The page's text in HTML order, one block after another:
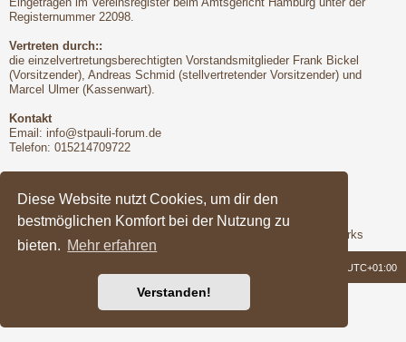
Diese Website nutzt Cookies, um dir den
bestmöglichen Komfort bei der Nutzung zu
bieten. Mehr erfahren
Verstanden!
Registernummer 22098.
Vertreten durch::
die einzelvertretungsberechtigten Vorstandsmitglieder Frank Bickel
(Vorsitzender), Andreas Schmid (stellvertretender Vorsitzender) und
Marcel Ulmer (Kassenwart).
Kontakt
Email: info@stpauli-forum.de
Telefon: 015214709722
Hinsichtlich der Nutzungsbedingungen gilt unser Disclaimer
Support
Das Forum wird freundlicherweise unterstützt von Q-MEX Networks
UTC+01:00
Powered byphpBB® Forum Software © phpBB Limited